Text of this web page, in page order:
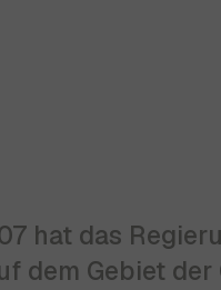
hat das
dem Gebiet der